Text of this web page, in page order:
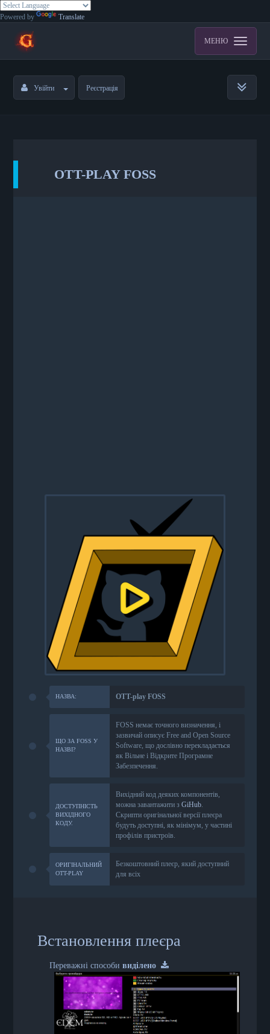
Powered by Translate
МЕНЮ
Увійти Реєстрація
OTT-PLAY FOSS
НАЗВА: OTT-play FOSS
ЩО ЗА FOSS У
НАЗВІ?
FOSS немає точного визначення, і
зазвичай описує Free and Open Source
Software, що дослівно перекладається
як Вільне і Відкрите Програмне
Забезпечення.
ДОСТУПНІСТЬ
ВИХІДНОГО
КОДУ.
Вихідний код деяких компонентів,
можна завантажити зGiHub.
Скрипти оригінальної версії плеєра
будуть доступні, як мінімум, у частині
профілів пристроїв.
ОРИГІНАЛЬНИЙ
OTT-PLAY
Безкоштовний плеєр, який доступний
для всіх
Встановлення плеєра
Переважні способивиділено